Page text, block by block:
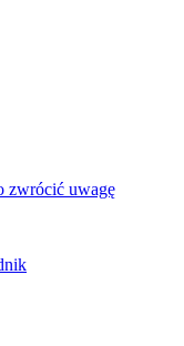
zwrócić uwagę